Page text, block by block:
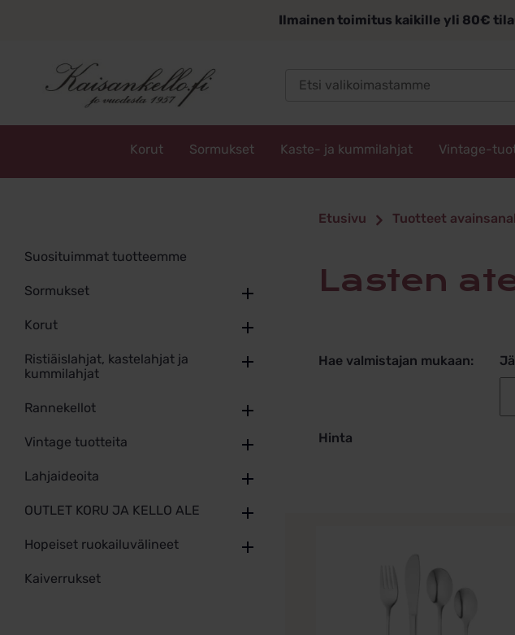
Ilmainen toimitus kaikille yli 80€
Korut Sormukset Kaste- ja kummilahjat Vintage-
lasten
Suosituimmat tuotteemme
Sormukset
Korut
Ristiäislahjat, kastelahjat ja
kummilahjat
Rannekellot
Vintage tuotteita
Lahjaideoita
OUTLET KORU JA KELLO ALE
Hopeiset ruokailuvälineet
Kaiverrukset
Etusivu Tuotteet
lasten
Hae valmistajan mukaan:
Hinta